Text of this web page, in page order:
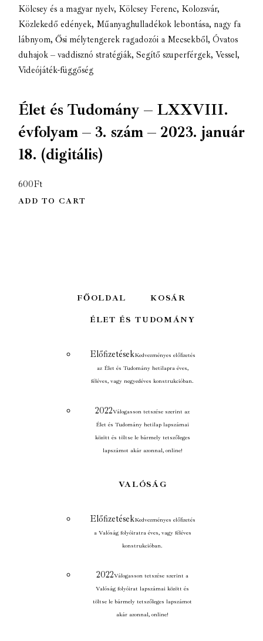
Kölcsey és a magyar nyelv, Kölcsey Ferenc, Kolozsvár,
Közlekedő edények, Műanyaghulladékok lebontása, nagy fa
lábnyom, Ősi mélytengerek ragadozói a Mecsekből, Óvatos
duhajok – vaddisznó stratégiák, Segítő szuperférgek, Vessel,
Videójáték-függőség
Élet és Tudomány – LXXVIII.
évfolyam – 3. szám – 2023. január
18. (digitális)
600Ft
ADD TO CART
FŐOLDAL KOSÁR
ÉLET ÉS TUDOMÁNY
ElőfizetésekKedvezményes előfizetés
az Élet és Tudomány hetilapra éves,
féléves, vagy negyedéves konstrukcióban.
2022Válogasson tetszése szerint az
Élet és Tudomány hetilap lapszámai
között és töltse le bármely tetszőleges
lapszámot akár azonnal, online!
VALÓSÁG
ElőfizetésekKedvezményes előfizetés
a Valóság folyóiratra éves, vagy féléves
konstrukcióban.
2022Válogasson tetszése szerint a
Valóság folyóirat lapszámai között és
töltse le bármely tetszőleges lapszámot
akár azonnal, online!